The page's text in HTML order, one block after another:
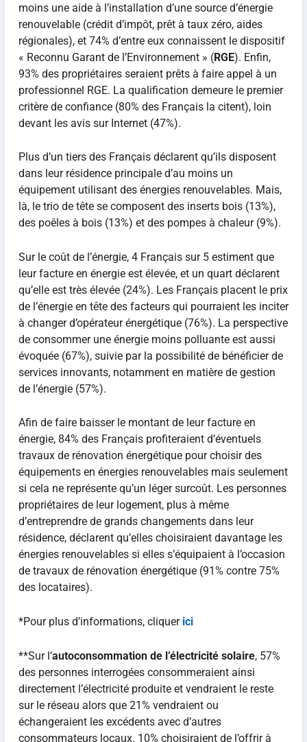
moins une aide à l’installation d’une source d’énergie
renouvelable (crédit d’impôt, prêt à taux zéro, aides
régionales), et 74% d’entre eux connaissent le dispositif
« Reconnu Garant de l’Environnement » (RGE). Enfin,
93% des propriétaires seraient prêts à faire appel à un
professionnel RGE. La qualification demeure le premier
critère de confiance (80% des Français la citent), loin
devant les avis sur Internet (47%).
Plus d’un tiers des Français déclarent qu’ils disposent
dans leur résidence principale d’au moins un
équipement utilisant des énergies renouvelables. Mais,
là, le trio de tête se composent des inserts bois (13%),
des poêles à bois (13%) et des pompes à chaleur (9%).
Sur le coût de l’énergie, 4 Français sur 5 estiment que
leur facture en énergie est élevée, et un quart déclarent
qu’elle est très élevée (24%). Les Français placent le prix
de l’énergie en tête des facteurs qui pourraient les inciter
à changer d’opérateur énergétique (76%). La perspective
de consommer une énergie moins polluante est aussi
évoquée (67%), suivie par la possibilité de bénéficier de
services innovants, notamment en matière de gestion
de l’énergie (57%).
Afin de faire baisser le montant de leur facture en
énergie, 84% des Français profiteraient d’éventuels
travaux de rénovation énergétique pour choisir des
équipements en énergies renouvelables mais seulement
si cela ne représente qu’un léger surcoût. Les personnes
propriétaires de leur logement, plus à même
d’entreprendre de grands changements dans leur
résidence, déclarent qu’elles choisiraient davantage les
énergies renouvelables si elles s’équipaient à l’occasion
de travaux de rénovation énergétique (91% contre 75%
des locataires).
*Pour plus d’informations, cliquer ici
**Sur l’autoconsommation de l’électricité solaire, 57%
des personnes interrogées consommeraient ainsi
directement l’électricité produite et vendraient le reste
sur le réseau alors que 21% vendraient ou
échangeraient les excédents avec d’autres
consommateurs locaux. 10% choisiraient de l’offrir à